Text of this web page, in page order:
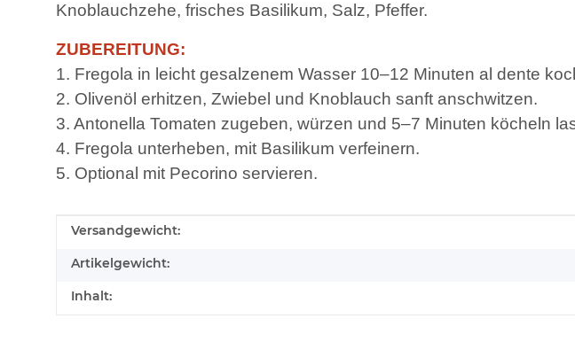
Knoblauchzehe, frisches Basilikum, Salz, Pfeffer.
ZUBEREITUNG:
1. Fregola in leicht gesalzenem Wasser 10–12 Minuten al dente
2. Olivenöl erhitzen, Zwiebel und Knoblauch sanft anschwitzen.
3. Antonella Tomaten zugeben, würzen und 5–7 Minuten köcheln
4. Fregola unterheben, mit Basilikum verfeinern.
5. Optional mit Pecorino servieren.
Produkteigenschaft
Wert
Versandgewicht:
Artikelgewicht:
Inhalt: